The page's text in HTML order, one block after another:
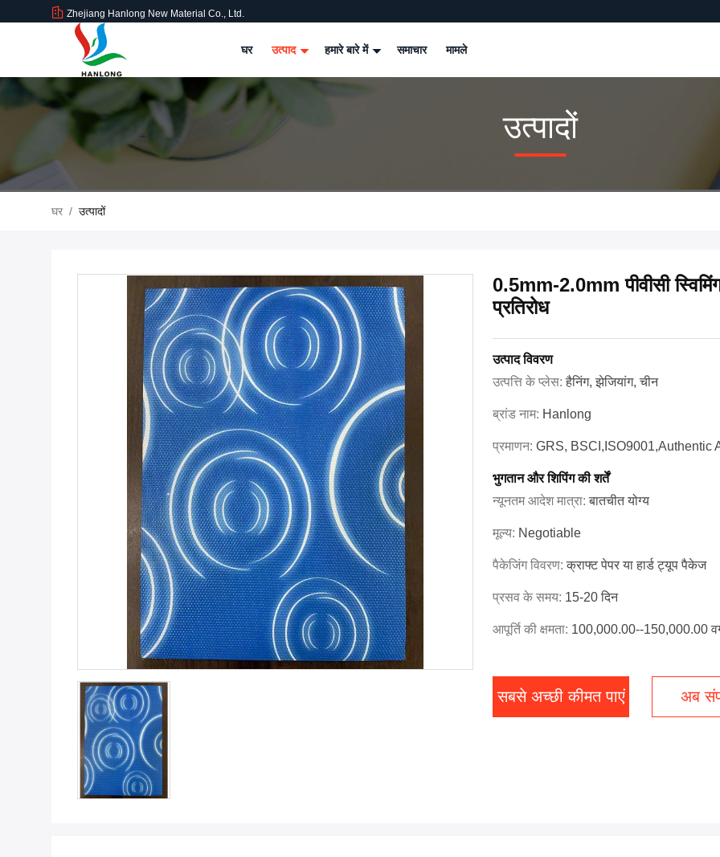
Zhejiang Hanlong New Material Co., Ltd.
घर उत्पाद हमारे बारे में समाचार मामले
उत्पादों
घर / उत्पादों
0.5mm-2.0mm पीवीसी
प्रतिरोध
उत्पाद विवरण
उत्पत्ति के प्लेस:हैनिंग, झेजियांग, चीन
ब्रांड नाम: Hanlong
प्रमाणन: GRS, BSCI,ISO9001,Authentic
भुगतान और शिपिंग की शर्तें
न्यूनतम आदेश मात्रा:बातचीत योग्य
मूल्य: Negotiable
पैकेजिंग विवरण:क्राफ्ट पेपर या हार्ड ट्यूप पैकेज
प्रसव के समय: 15-20 दिन
आपूर्ति की क्षमता: 100,000.00--150,000.00
सबसे अच्छी कीमत पाएं अब